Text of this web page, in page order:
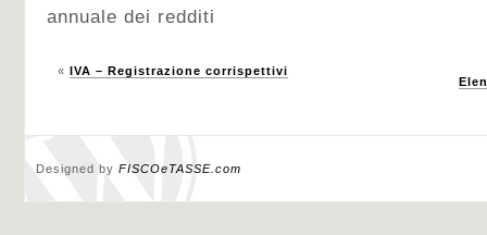
annuale dei redditi
« IVA – Registrazione corrispettivi
Designed by FISCOeTASSE.com